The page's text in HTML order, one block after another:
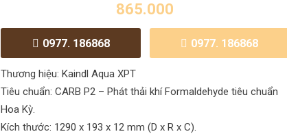
865.000
0977. 186868 0977. 186868
Thương hiệu: Kaindl Aqua XPT
Tiêu chuẩn: CARB P2 – Phát thải khí Formaldehyde tiêu chuẩn
Hoa Kỳ.
Kích thước: 1290 x 193 x 12 mm (D x R x C).